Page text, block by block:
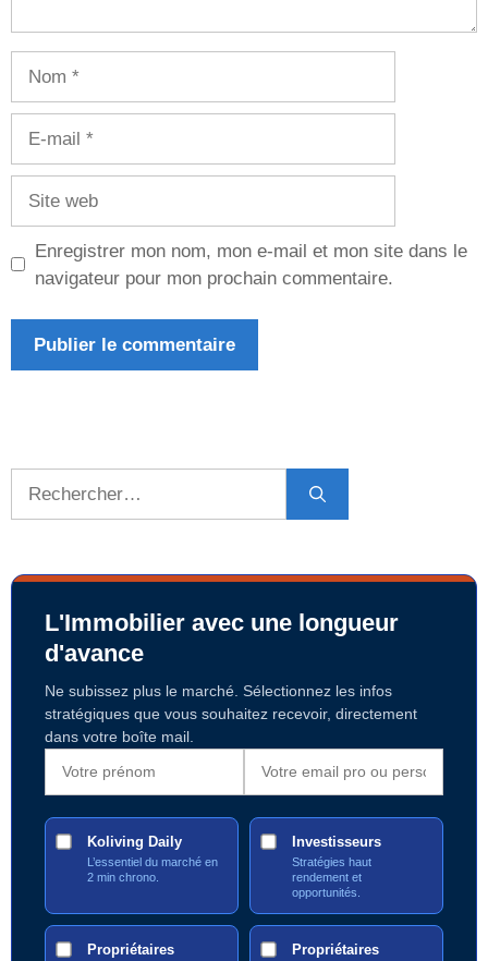
Enregistrer mon nom, mon e-mail et mon site dans le
navigateur pour mon prochain commentaire.
L'Immobilier avec une longueur
d'avance
Ne subissez plus le marché. Sélectionnez les infos
stratégiques que vous souhaitez recevoir, directement
dans votre boîte mail.
Koliving Daily
L’essentiel du marché en
2 min chrono.
Investisseurs
Stratégies haut
rendement et
opportunités.
Propriétaires
Propriétaires